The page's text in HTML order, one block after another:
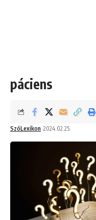
páciens
SzóLexikon 2024.02.25.